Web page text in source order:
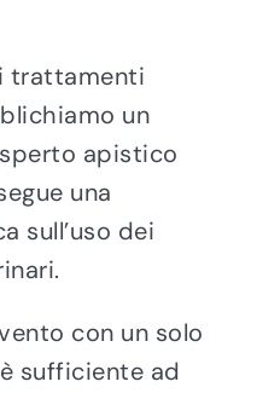
trattamenti
un
apistico
una
sull’uso dei
con un solo
sufficiente ad